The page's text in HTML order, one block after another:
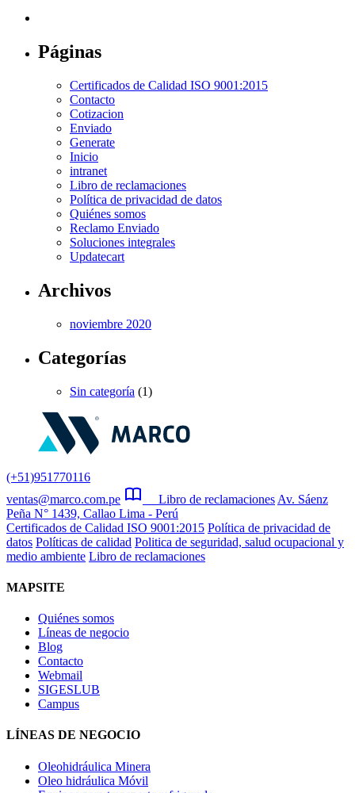
Páginas
Certificados de Calidad ISO 9001:2015
Contacto
Cotizacion
Enviado
Generate
Inicio
intranet
Libro de reclamaciones
Política de privacidad de datos
Quiénes somos
Reclamo Enviado
Soluciones integrales
Updatecart
Archivos
noviembre 2020
Categorías
Sin categoría (1)
(+51)951770116
ventas@marco.com.pe
Libro de reclamaciones Av. Sáenz
Peña N° 1439, Callao Lima - Perú
Certificados de Calidad ISO 9001:2015 Política de privacidad de
datos Políticas de calidad Politica de seguridad, salud ocupacional y
medio ambiente Libro de reclamaciones
MAPSITE
Quiénes somos
Líneas de negocio
Blog
Contacto
Webmail
SIGESLUB
Campus
LÍNEAS DE NEGOCIO
Oleohidráulica Minera
Oleo hidráulica Móvil